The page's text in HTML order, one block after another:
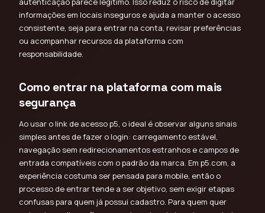
informações em locais inseguros e ajuda a manter o acesso
consistente, seja para entrar na conta, revisar preferências
ou acompanhar recursos da plataforma com
responsabilidade.
Como entrar na plataforma com mais
segurança
Ao usar o link de acesso p5, o ideal é observar alguns sinais
simples antes de fazer o login: carregamento estável,
navegação sem redirecionamentos estranhos e campos de
entrada compatíveis com o padrão da marca. Em p5.com, a
experiência costuma ser pensada para mobile, então o
processo de entrar tende a ser objetivo, sem exigir etapas
confusas para quem já possui cadastro. Para quem quer